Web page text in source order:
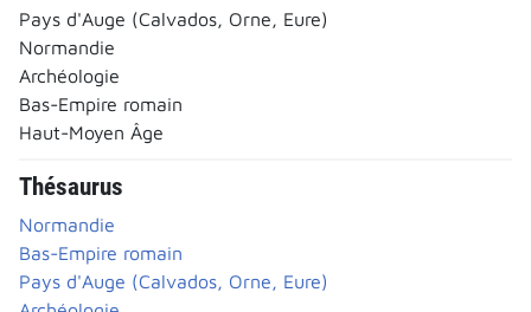
Pays d'Auge (Calvados, Orne, Eure)
Normandie
Archéologie
Bas-Empire romain
Haut-Moyen Âge
Thésaurus
Normandie
Bas-Empire romain
Pays d'Auge (Calvados, Orne, Eure)